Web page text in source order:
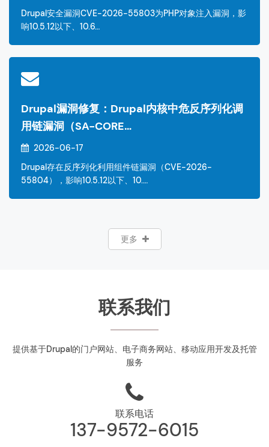
Drupal安全漏洞CVE-2026-55803为PHP对象注入漏洞，影
响10.5.12以下、10.6…
Drupal漏洞修复：Drupal内核中危反序列化调
用链漏洞（SA-CORE…
2026-06-17
Drupal存在反序列化利用组件链漏洞（CVE-2026-
55804），影响10.5.12以下、10.…
更多
联系我们
提供基于Drupal的门户网站、电子商务网站、移动应用开发及托管
服务
联系电话
137-9572-6015